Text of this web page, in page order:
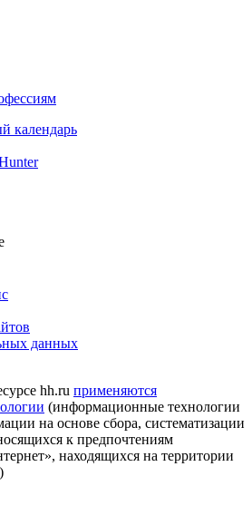
календарь
данных
hh.ru применяются
(информационные технологии
на основе сбора, систематизации
к предпочтениям
находящихся на территории